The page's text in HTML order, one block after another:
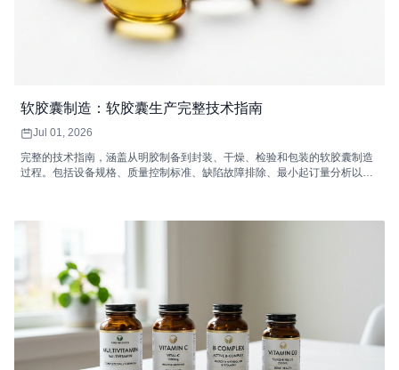
软胶囊制造：软胶囊生产完整技术指南
Jul 01, 2026
完整的技术指南，涵盖从明胶制备到封装、干燥、检验和包装的软胶囊制造
过程。包括设备规格、质量控制标准、缺陷故障排除、最小起订量分析以及